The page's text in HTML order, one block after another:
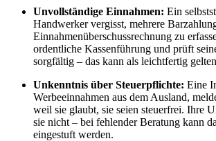
Unvollständige Einnahmen: Ein
Handwerker vergisst, mehrere
Einnahmenüberschussrechnung zu
ordentliche Kassenführung und prüft
sorgfältig – das kann als leichtfertig
Unkenntnis über Steuerpflichte: Eine
Werbeeinnahmen aus dem Ausland,
weil sie glaubt, sie seien steuerfrei. Ihre
sie nicht – bei fehlender Beratung kann
eingestuft werden.